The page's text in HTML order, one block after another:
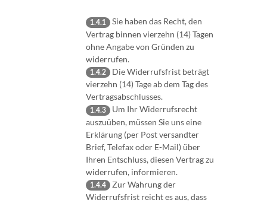
1.4.1
Sie haben das Recht, den
Vertrag binnen vierzehn (14) Tagen
ohne Angabe von Gründen zu
widerrufen.
1.4.2
Die Widerrufsfrist beträgt
vierzehn (14) Tage ab dem Tag des
Vertragsabschlusses.
1.4.3
Um Ihr Widerrufsrecht
auszuüben, müssen Sie uns eine
Erklärung (per Post versandter
Brief, Telefax oder E-Mail) über
Ihren Entschluss, diesen Vertrag zu
widerrufen, informieren.
1.4.4
Zur Wahrung der
Widerrufsfrist reicht es aus, dass